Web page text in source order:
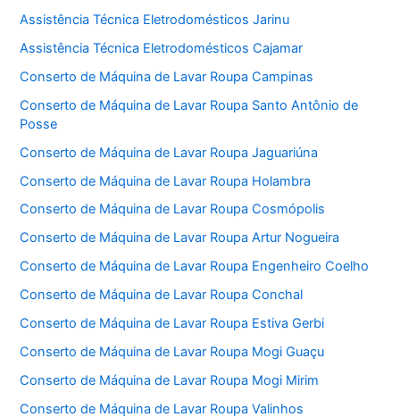
Assistência Técnica Eletrodomésticos Jarinu
Assistência Técnica Eletrodomésticos Cajamar
Conserto de Máquina de Lavar Roupa Campinas
Conserto de Máquina de Lavar Roupa Santo Antônio de
Posse
Conserto de Máquina de Lavar Roupa Jaguariúna
Conserto de Máquina de Lavar Roupa Holambra
Conserto de Máquina de Lavar Roupa Cosmópolis
Conserto de Máquina de Lavar Roupa Artur Nogueira
Conserto de Máquina de Lavar Roupa Engenheiro Coelho
Conserto de Máquina de Lavar Roupa Conchal
Conserto de Máquina de Lavar Roupa Estiva Gerbi
Conserto de Máquina de Lavar Roupa Mogi Guaçu
Conserto de Máquina de Lavar Roupa Mogi Mirim
Conserto de Máquina de Lavar Roupa Valinhos